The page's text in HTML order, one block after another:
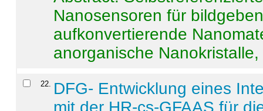
Nanosensoren für
aufkonvertierende
anorganische
22
DFG- Entwicklung eines
mit der HR-cs-GFAAS für